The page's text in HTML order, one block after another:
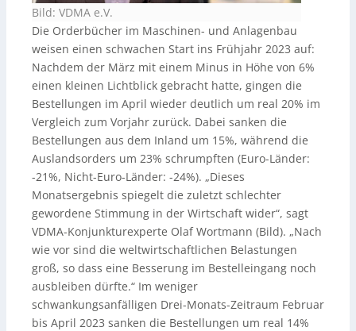
Bild: VDMA e.V.
Die Orderbücher im Maschinen- und Anlagenbau
weisen einen schwachen Start ins Frühjahr 2023 auf:
Nachdem der März mit einem Minus in Höhe von 6%
einen kleinen Lichtblick gebracht hatte, gingen die
Bestellungen im April wieder deutlich um real 20% im
Vergleich zum Vorjahr zurück. Dabei sanken die
Bestellungen aus dem Inland um 15%, während die
Auslandsorders um 23% schrumpften (Euro-Länder:
-21%, Nicht-Euro-Länder: -24%). „Dieses
Monatsergebnis spiegelt die zuletzt schlechter
gewordene Stimmung in der Wirtschaft wider“, sagt
VDMA-Konjunkturexperte Olaf Wortmann (Bild). „Nach
wie vor sind die weltwirtschaftlichen Belastungen
groß, so dass eine Besserung im Bestelleingang noch
ausbleiben dürfte.“ Im weniger
schwankungsanfälligen Drei-Monats-Zeitraum Februar
bis April 2023 sanken die Bestellungen um real 14%